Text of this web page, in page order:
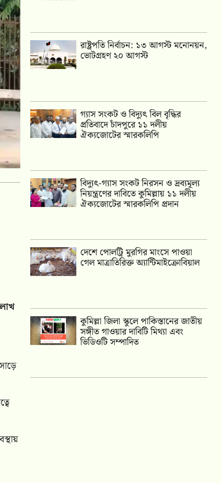
রাষ্ট্রপতি নির্বাচন: ১৩ আগস্ট মনোনয়ন,
ভোটগ্রহণ ২০ আগস্ট
গ্যাস সংকট ও বিদ্যুৎ বিল বৃদ্ধির
প্রতিবাদে চাঁদপুরে ১১ দলীয়
ঐক্যজোটের স্মারকলিপি
‎বিদ্যুৎ-গ্যাস সংকট নিরসন ও দ্রব্যমূল্য
নিয়ন্ত্রণের দাবিতে কুমিল্লায় ১১ দলীয়
ঐক‍্যজোটের স্মারকলিপি প্রদান
দেশে পোলট্রি মুরগির মাংসে পাওয়া
গেল মাত্রাতিরিক্ত অ্যান্টিমাইক্রোবিয়াল
কুমিল্লা জিলা স্কুলে পাকিস্তানের জাতীয়
সঙ্গীত গাওয়ার দাবিটি মিথ্যা এবং
ভিডিওটি সম্পাদিত